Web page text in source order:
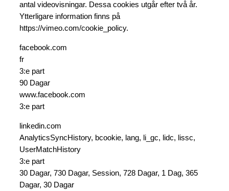
antal videovisningar. Dessa cookies utgår efter två år.
Ytterligare information finns på
https://vimeo.com/cookie_policy.
facebook.com
fr
3:e part
90 Dagar
www.facebook.com
3:e part
linkedin.com
AnalyticsSyncHistory, bcookie, lang, li_gc, lidc, lissc,
UserMatchHistory
3:e part
30 Dagar, 730 Dagar, Session, 728 Dagar, 1 Dag, 365
Dagar, 30 Dagar